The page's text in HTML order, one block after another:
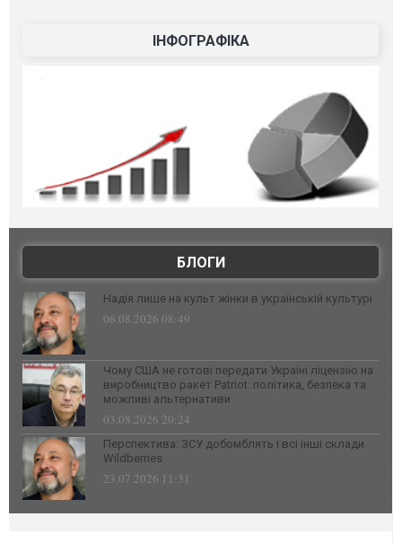
ІНФОГРАФІКА
БЛОГИ
Надія лише на культ жінки в українській культурі
06.08.2026 08:49
Чому США не готові передати Україні ліцензію на
виробництво ракет Patriot: політика, безпека та
можливі альтернативи
03.08.2026 20:24
Перспектива: ЗСУ добомблять і всі інші склади
Wildberries
23.07.2026 11:31